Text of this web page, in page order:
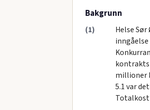
Bakgrunn
(1)
Helse
millioner
5.1 var